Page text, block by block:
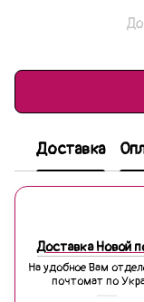
Доставка
Доставка Новой
На удобное Вам
почтомат по